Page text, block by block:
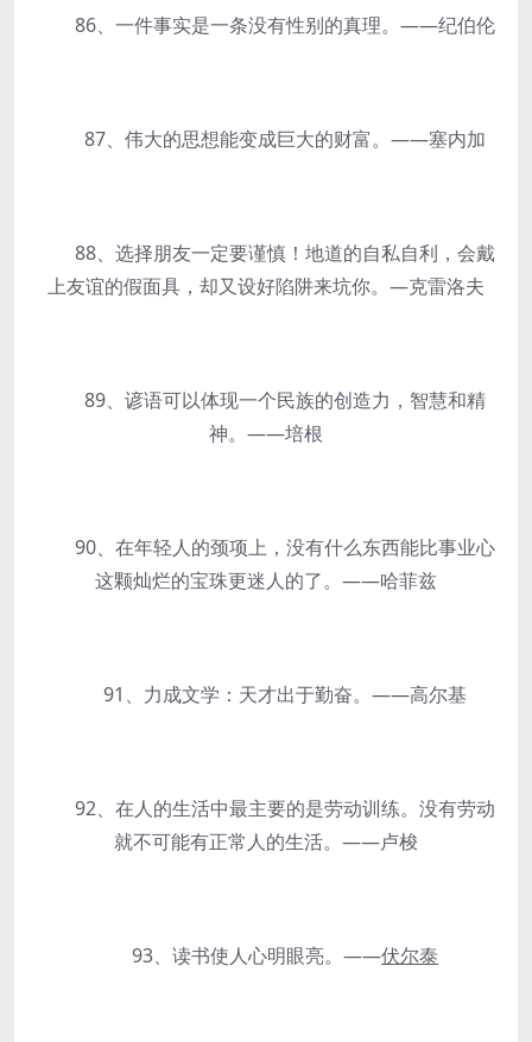
86、一件事实是一条没有性别的真理。——纪伯伦
87、伟大的思想能变成巨大的财富。——塞内加
88、选择朋友一定要谨慎！地道的自私自利，会戴
上友谊的假面具，却又设好陷阱来坑你。—克雷洛夫
89、谚语可以体现一个民族的创造力，智慧和精
神。——培根
90、在年轻人的颈项上，没有什么东西能比事业心
这颗灿烂的宝珠更迷人的了。——哈菲兹
91、力成文学：天才出于勤奋。——高尔基
92、在人的生活中最主要的是劳动训练。没有劳动
就不可能有正常人的生活。——卢梭
93、读书使人心明眼亮。——伏尔泰